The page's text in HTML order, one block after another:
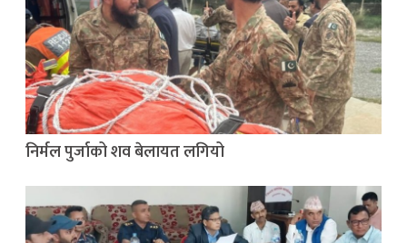
निर्मल पुर्जाको शव बेलायत लगियो